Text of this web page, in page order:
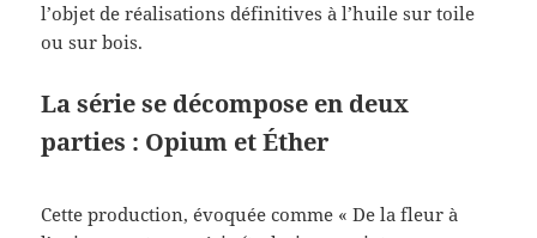
l’objet de réalisations définitives à l’huile sur toile
ou sur bois.
La série se décompose en deux
parties : Opium et Éther
Cette production, évoquée comme « De la fleur à